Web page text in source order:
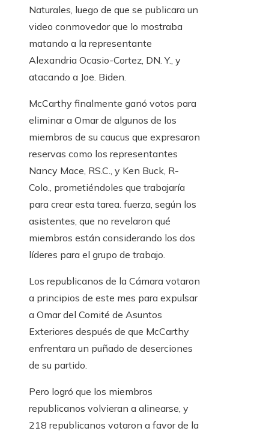
Naturales, luego de que se publicara un
video conmovedor que lo mostraba
matando a la representante
Alexandria Ocasio-Cortez, DN. Y., y
atacando a Joe. Biden.
McCarthy finalmente ganó votos para
eliminar a Omar de algunos de los
miembros de su caucus que expresaron
reservas como los representantes
Nancy Mace, RS.C., y Ken Buck, R-
Colo., prometiéndoles que trabajaría
para crear esta tarea. fuerza, según los
asistentes, que no revelaron qué
miembros están considerando los dos
líderes para el grupo de trabajo.
Los republicanos de la Cámara votaron
a principios de este mes para expulsar
a Omar del Comité de Asuntos
Exteriores después de que McCarthy
enfrentara un puñado de deserciones
de su partido.
Pero logró que los miembros
republicanos volvieran a alinearse, y
218 republicanos votaron a favor de la